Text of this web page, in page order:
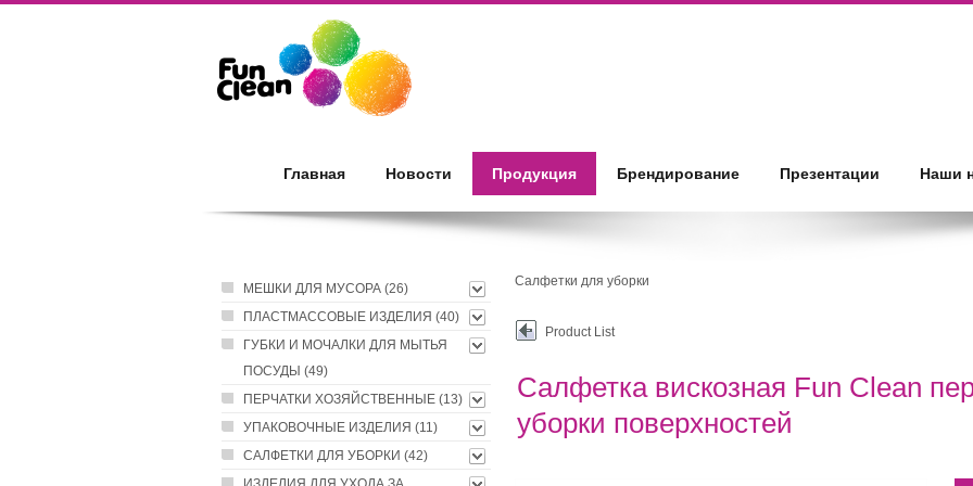
Главная Новости Продукция Брендирование Презентации Наши
МЕШКИ ДЛЯ МУСОРА (26)
ПЛАСТМАССОВЫЕ ИЗДЕЛИЯ (40)
ГУБКИ И МОЧАЛКИ ДЛЯ МЫТЬЯ
ПОСУДЫ (49)
ПЕРЧАТКИ ХОЗЯЙСТВЕННЫЕ (13)
УПАКОВОЧНЫЕ ИЗДЕЛИЯ (11)
САЛФЕТКИ ДЛЯ УБОРКИ (42)
Салфетки для уборки
Product List
Салфетка вискозная Fun Clean
уборки поверхностей